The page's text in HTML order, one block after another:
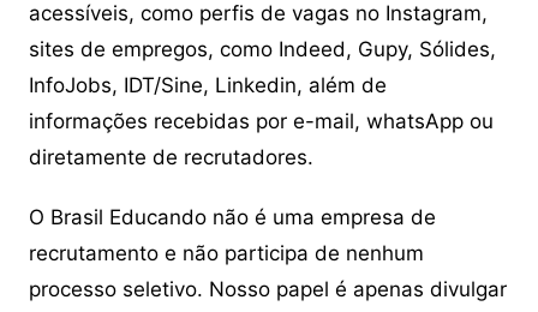
acessíveis, como perfis de vagas no Instagram,
sites de empregos, como Indeed, Gupy, Sólides,
InfoJobs, IDT/Sine, Linkedin, além de
informações recebidas por e-mail, whatsApp ou
diretamente de recrutadores.
O Brasil Educando não é uma empresa de
recrutamento e não participa de nenhum
processo seletivo. Nosso papel é apenas divulgar